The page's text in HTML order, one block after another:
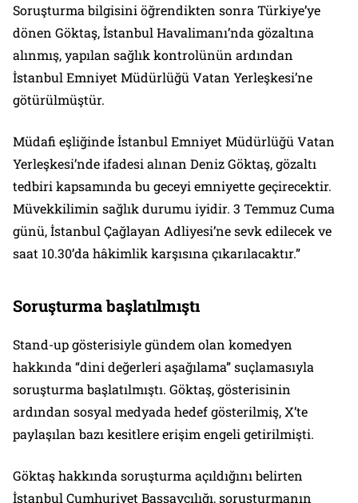
Soruşturma bilgisini öğrendikten sonra Türkiye’ye
dönen Göktaş, İstanbul Havalimanı’nda gözaltına
alınmış, yapılan sağlık kontrolünün ardından
İstanbul Emniyet Müdürlüğü Vatan Yerleşkesi’ne
götürülmüştür.
Müdafi eşliğinde İstanbul Emniyet Müdürlüğü Vatan
Yerleşkesi’nde ifadesi alınan Deniz Göktaş, gözaltı
tedbiri kapsamında bu geceyi emniyette geçirecektir.
Müvekkilimin sağlık durumu iyidir. 3 Temmuz Cuma
günü, İstanbul Çağlayan Adliyesi’ne sevk edilecek ve
saat 10.30’da hâkimlik karşısına çıkarılacaktır.”
Soruşturma başlatılmıştı
Stand-up gösterisiyle gündem olan komedyen
hakkında “dini değerleri aşağılama” suçlamasıyla
soruşturma başlatılmıştı. Göktaş, gösterisinin
ardından sosyal medyada hedef gösterilmiş, X’te
paylaşılan bazı kesitlere erişim engeli getirilmişti.
Göktaş hakkında soruşturma açıldığını belirten
İstanbul Cumhuriyet Başsavcılığı, soruşturmanın